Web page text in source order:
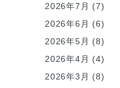
2026年7月 (7)
2026年6月 (6)
2026年5月 (8)
2026年4月 (4)
2026年3月 (8)